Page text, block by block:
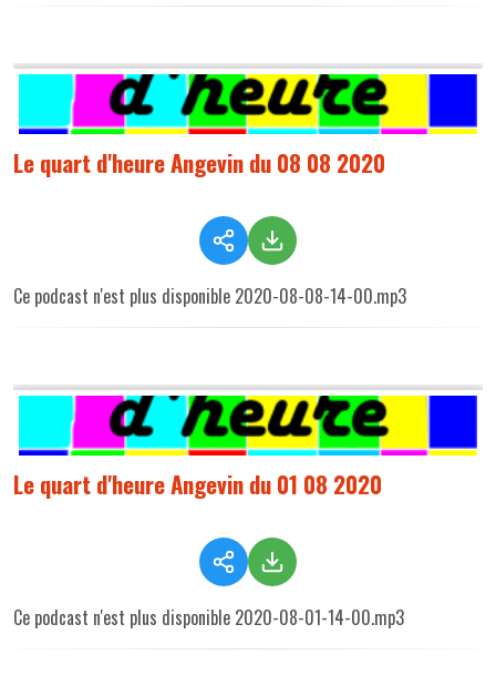
Le quart d'heure Angevin du 08 08 2020
Ce podcast n'est plus disponible 2020-08-08-14-00.mp3
Le quart d'heure Angevin du 01 08 2020
Ce podcast n'est plus disponible 2020-08-01-14-00.mp3